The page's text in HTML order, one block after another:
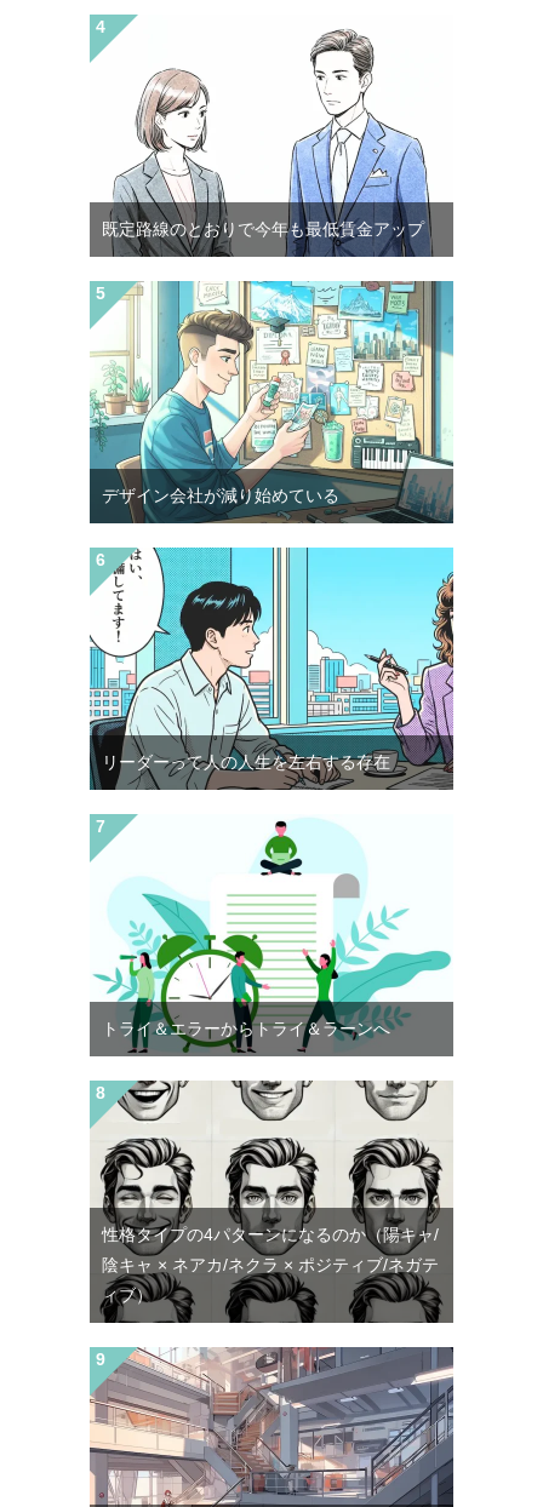
既定路線のとおりで今年も最低賃金アップ
デザイン会社が減り始めている
リーダーって人の人生を左右する存在
トライ＆エラーからトライ＆ラーンへ
性格タイプの4パターンになるのか（陽キャ/
陰キャ × ネアカ/ネクラ × ポジティブ/ネガテ
ィブ）